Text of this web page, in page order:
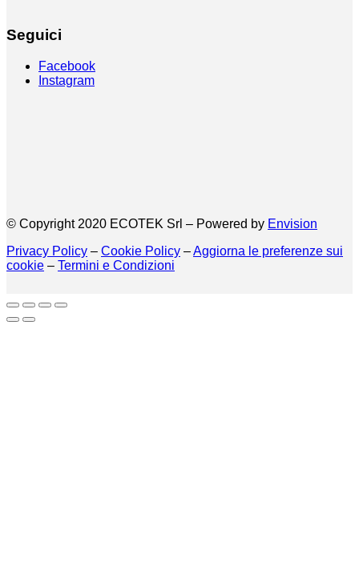
Seguici
Facebook
Instagram
© Copyright 2020 ECOTEK Srl – Powered by Envision
Privacy Policy – Cookie Policy –Aggiorna le preferenze sui
cookie – Termini e Condizioni